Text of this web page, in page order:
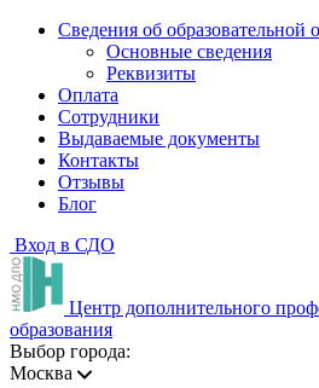
Сведения об образовательной
Основные сведения
Реквизиты
Оплата
Сотрудники
Выдаваемые документы
Контакты
Отзывы
Блог
Вход в СДО
Центр дополнительного
образования
Выбор города:
Москва